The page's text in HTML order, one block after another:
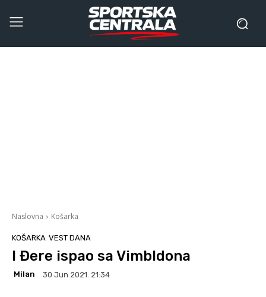
Naslovna Košarka
KOŠARKA VEST DANA
I Đere ispao sa Vimbldona
Milan 30 Jun 2021. 21:34